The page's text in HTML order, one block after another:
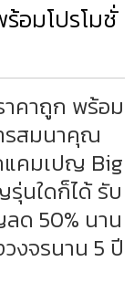
อมโปรโมชั่
คาถูก พร้อม
รสมนาคุณ
แคมเปญ Big
นใดก็ได้ รับ
ด 50% นาน
งจรนาน 5 ปี